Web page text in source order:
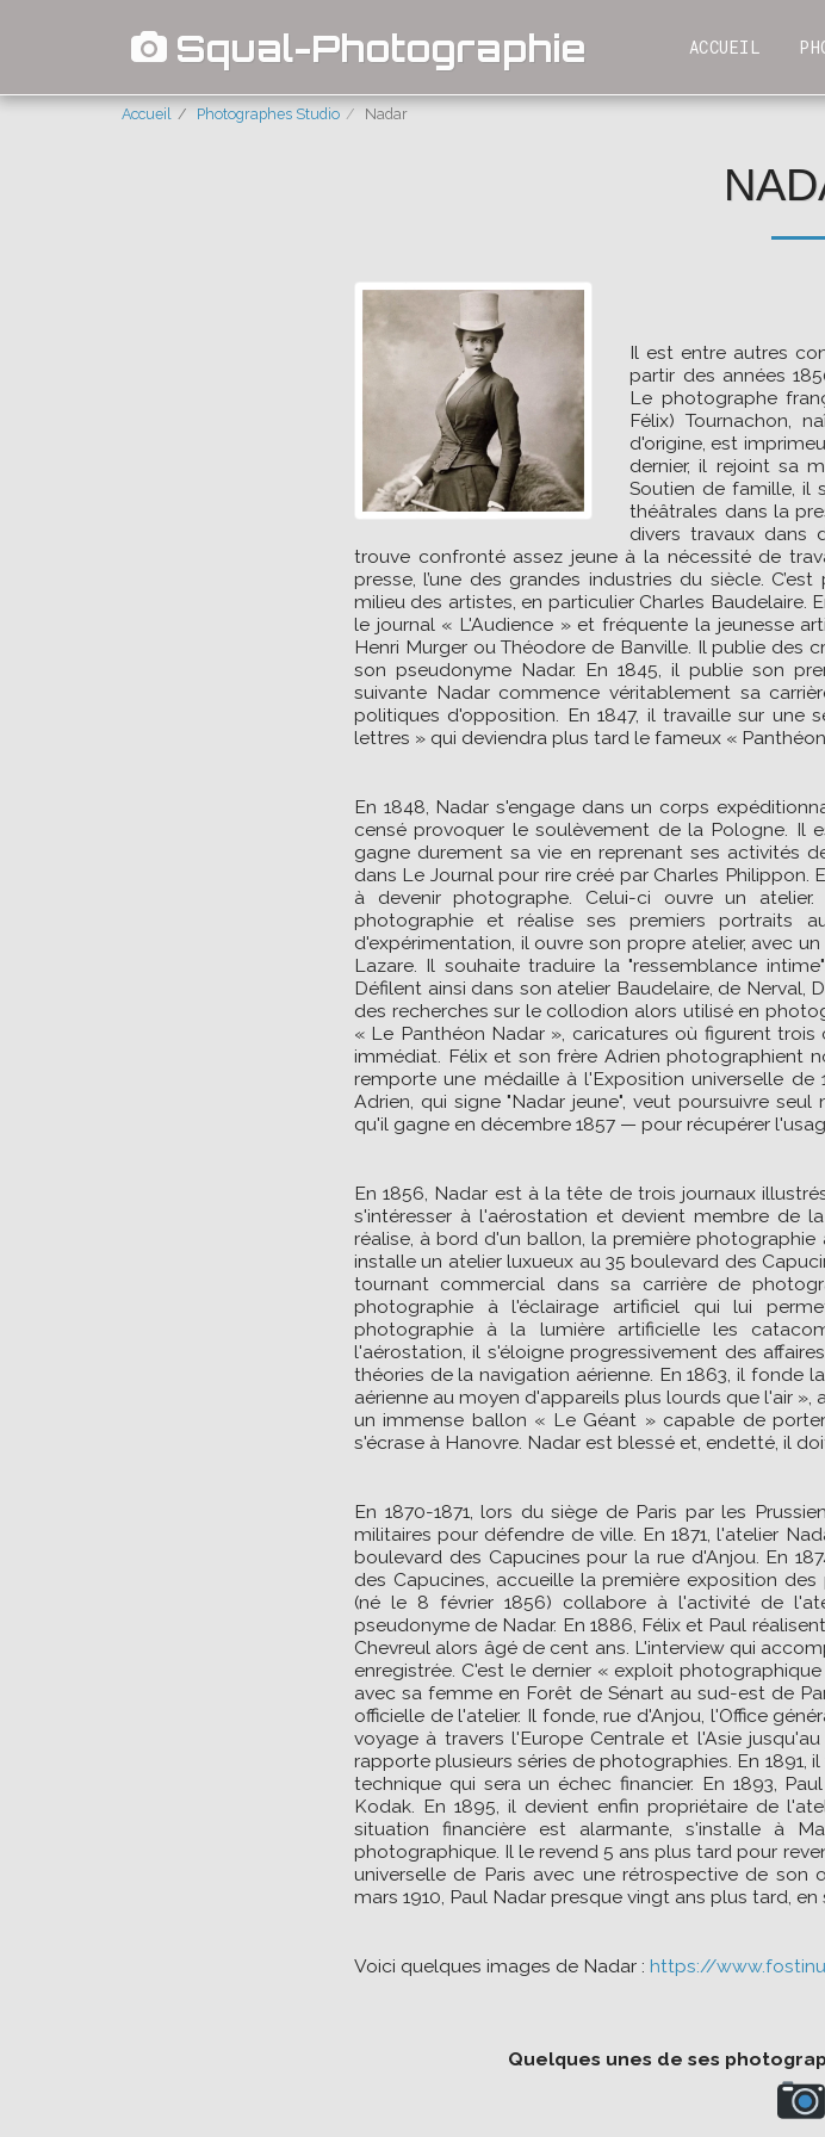
Squal-Photographie ACCUEIL
Accueil Photographes Studio Nadar
Il est entre autres
partir des années
Le photographe
Félix) Tournachon,
d'origine, est
dernier, il rejoint sa
Soutien de famille, il
théâtrales dans la
divers travaux dans
trouve confronté assez jeune à la nécessité de
presse, l’une des grandes industries du siècle.
milieu des artistes, en particulier Charles Baudelaire.
le journal « L'Audience » et fréquente la jeunesse
Henri Murger ou Théodore de Banville. Il publie des
son pseudonyme Nadar. En 1845, il publie son
suivante Nadar commence véritablement sa
politiques d'opposition. En 1847, il travaille sur une
lettres » qui deviendra plus tard le fameux «
En 1848, Nadar s'engage dans un corps
censé provoquer le soulèvement de la Pologne. Il
gagne durement sa vie en reprenant ses activités
dans Le Journal pour rire créé par Charles Philippon.
à devenir photographe. Celui-ci ouvre un
photographie et réalise ses premiers portraits
d'expérimentation, il ouvre son propre atelier, avec
Lazare. Il souhaite traduire la "ressemblance
Défilent ainsi dans son atelier Baudelaire, de Nerval,
des recherches sur le collodion alors utilisé en
« Le Panthéon Nadar », caricatures où figurent
immédiat. Félix et son frère Adrien photographient
remporte une médaille à l'Exposition universelle de
Adrien, qui signe "Nadar jeune", veut poursuivre
qu'il gagne en décembre 1857 — pour récupérer
En 1856, Nadar est à la tête de trois journaux
s'intéresser à l'aérostation et devient membre de
réalise, à bord d'un ballon, la première
installe un atelier luxueux au 35 boulevard des
tournant commercial dans sa carrière de
photographie à l'éclairage artificiel qui lui
photographie à la lumière artificielle les
l'aérostation, il s'éloigne progressivement des
théories de la navigation aérienne. En 1863, il
aérienne au moyen d'appareils plus lourds que l'air »,
un immense ballon « Le Géant » capable de
s'écrase à Hanovre. Nadar est blessé et, endetté, il
En 1870-1871, lors du siège de Paris par les
militaires pour défendre de ville. En 1871, l'atelier
boulevard des Capucines pour la rue d'Anjou. En
des Capucines, accueille la première exposition
(né le 8 février 1856) collabore à l'activité de
pseudonyme de Nadar. En 1886, Félix et Paul
Chevreul alors âgé de cent ans. L'interview qui
enregistrée. C'est le dernier « exploit
avec sa femme en Forêt de Sénart au sud-est de
officielle de l'atelier. Il fonde, rue d'Anjou, l'Office
voyage à travers l'Europe Centrale et l'Asie
rapporte plusieurs séries de photographies. En
technique qui sera un échec financier. En 1893,
Kodak. En 1895, il devient enfin propriétaire de
situation financière est alarmante, s'installe à
photographique. Il le revend 5 ans plus tard pour
universelle de Paris avec une rétrospective de
mars 1910, Paul Nadar presque vingt ans plus tard, en
Voici quelques images de Nadar : https://
Quelques unes de ses